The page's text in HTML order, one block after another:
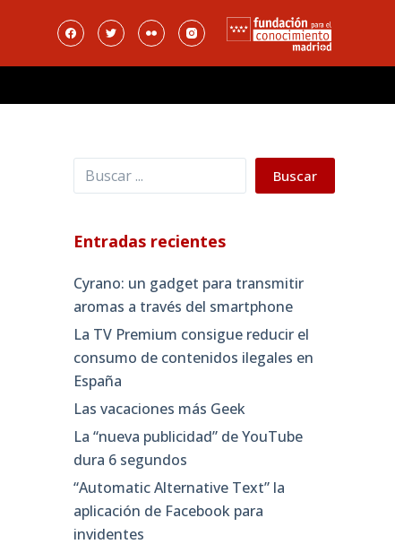
Buscar Buscar
Entradas recientes
Cyrano: un gadget para transmitir
aromas a través del smartphone
La TV Premium consigue reducir el
consumo de contenidos ilegales en
España
Las vacaciones más Geek
La “nueva publicidad” de YouTube
dura 6 segundos
“Automatic Alternative Text” la
aplicación de Facebook para
invidentes